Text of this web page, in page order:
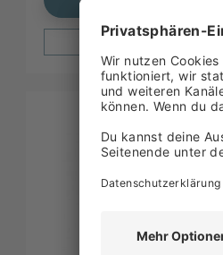
Zum Produkt